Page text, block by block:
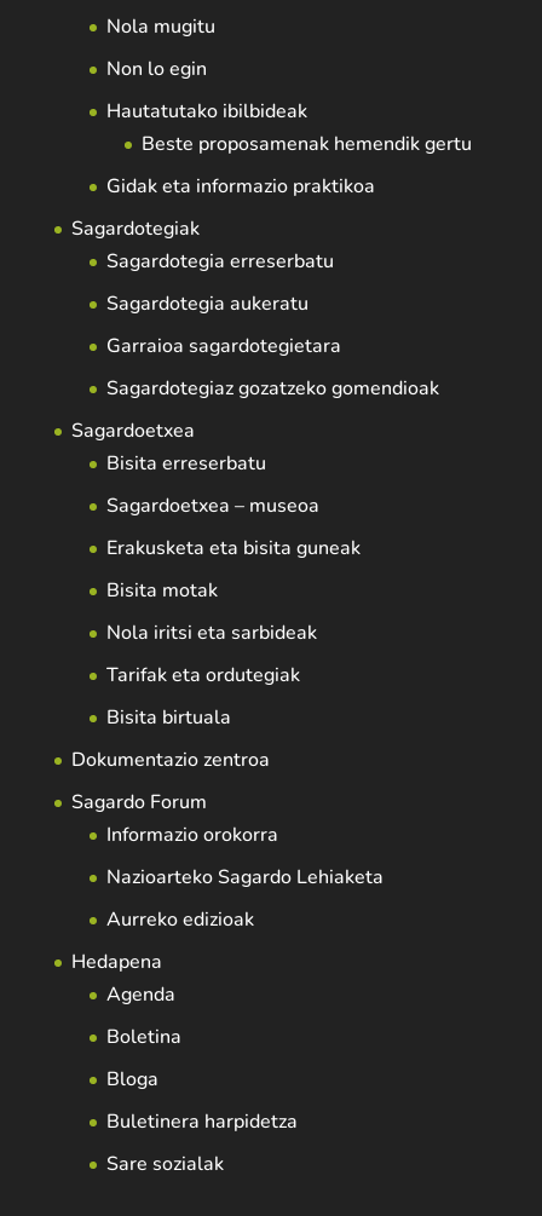
Nola mugitu
Non lo egin
Hautatutako ibilbideak
Beste proposamenak hemendik gertu
Gidak eta informazio praktikoa
Sagardotegiak
Sagardotegia erreserbatu
Sagardotegia aukeratu
Garraioa sagardotegietara
Sagardotegiaz gozatzeko gomendioak
Sagardoetxea
Bisita erreserbatu
Sagardoetxea – museoa
Erakusketa eta bisita guneak
Bisita motak
Nola iritsi eta sarbideak
Tarifak eta ordutegiak
Bisita birtuala
Dokumentazio zentroa
Sagardo Forum
Informazio orokorra
Nazioarteko Sagardo Lehiaketa
Aurreko edizioak
Hedapena
Agenda
Boletina
Bloga
Buletinera harpidetza
Sare sozialak